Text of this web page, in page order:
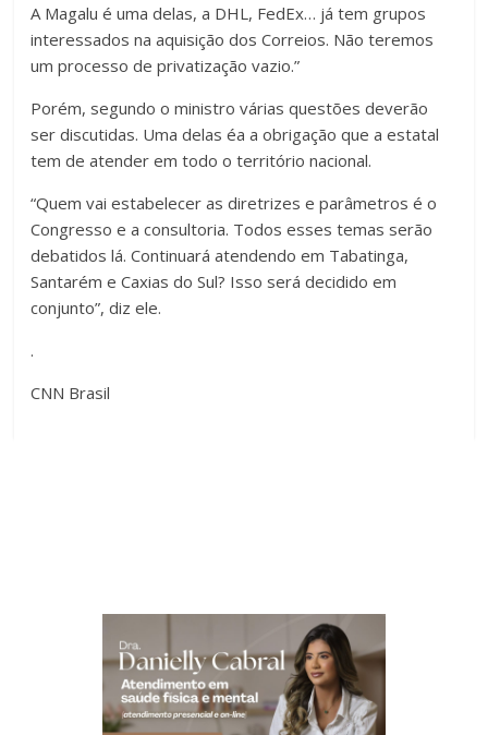
A Magalu é uma delas, a DHL, FedEx… já tem grupos
interessados na aquisição dos Correios. Não teremos
um processo de privatização vazio.”
Porém, segundo o ministro várias questões deverão
ser discutidas. Uma delas éa a obrigação que a estatal
tem de atender em todo o território nacional.
“Quem vai estabelecer as diretrizes e parâmetros é o
Congresso e a consultoria. Todos esses temas serão
debatidos lá. Continuará atendendo em Tabatinga,
Santarém e Caxias do Sul? Isso será decidido em
conjunto”, diz ele.
.
CNN Brasil